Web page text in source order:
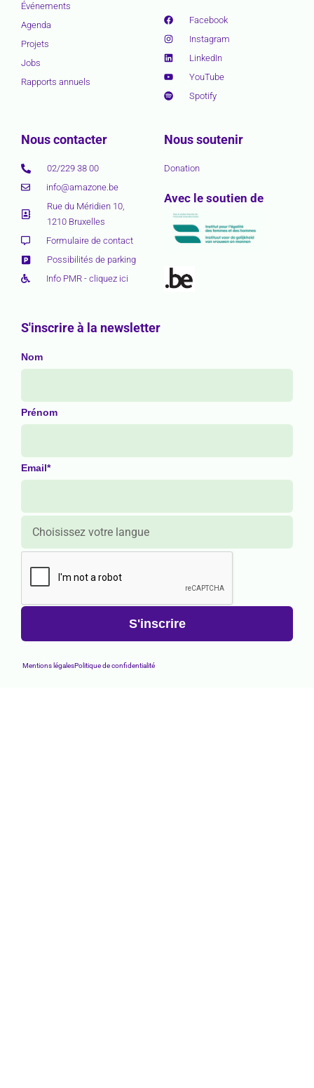
Événements
Agenda
Projets
Jobs
Rapports annuels
Facebook
Instagram
LinkedIn
YouTube
Spotify
Nous contacter
02/229 38 00
info@amazone.be
Rue du Méridien 10,
1210 Bruxelles
Formulaire de contact
Possibilités de parking
Info PMR - cliquez ici
Nous soutenir
Donation
Avec le soutien de
S'inscrire à la newsletter
Nom
Prénom
Email*
Mentions légalesPolitique de confidentialité